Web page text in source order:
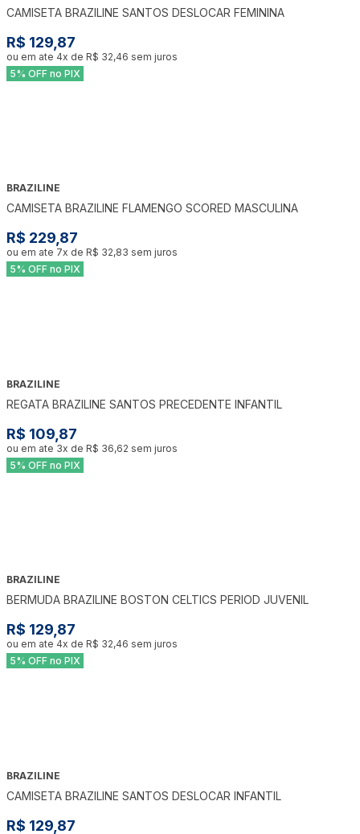
CAMISETA BRAZILINE SANTOS DESLOCAR FEMININA
R$ 129,87
ou em ate 4x de R$ 32,46 sem juros
5% OFF no PIX
BRAZILINE
CAMISETA BRAZILINE FLAMENGO SCORED MASCULINA
R$ 229,87
ou em ate 7x de R$ 32,83 sem juros
5% OFF no PIX
BRAZILINE
REGATA BRAZILINE SANTOS PRECEDENTE INFANTIL
R$ 109,87
ou em ate 3x de R$ 36,62 sem juros
5% OFF no PIX
BRAZILINE
BERMUDA BRAZILINE BOSTON CELTICS PERIOD JUVENIL
R$ 129,87
ou em ate 4x de R$ 32,46 sem juros
5% OFF no PIX
BRAZILINE
CAMISETA BRAZILINE SANTOS DESLOCAR INFANTIL
R$ 129,87